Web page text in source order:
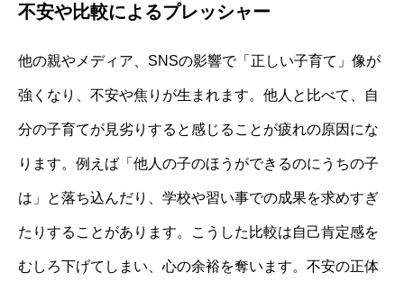
不安や比較によるプレッシャー
他の親やメディア、SNSの影響で「正しい子育て」像が
強くなり、不安や焦りが生まれます。他人と比べて、自
分の子育てが見劣りすると感じることが疲れの原因にな
ります。例えば「他人の子のほうができるのにうちの子
は」と落ち込んだり、学校や習い事での成果を求めすぎ
たりすることがあります。こうした比較は自己肯定感を
むしろ下げてしまい、心の余裕を奪います。不安の正体